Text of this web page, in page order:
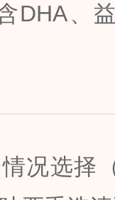
DHA、
况选择